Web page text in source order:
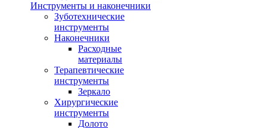
Инструменты и наконечники
Зуботехнические
инструменты
Наконечники
Расходные
материалы
Терапевтические
инструменты
Зеркало
Хирургические
инструменты
Долото